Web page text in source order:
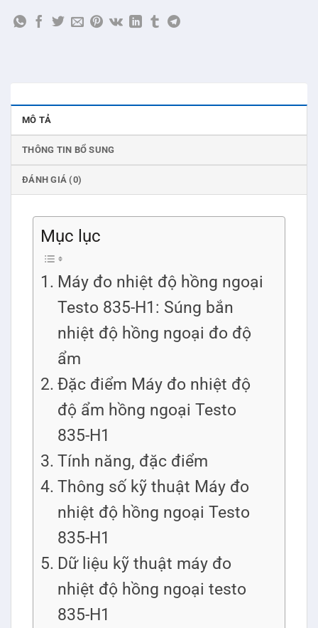
MÔ TẢ
THÔNG TIN BỔ SUNG
ĐÁNH GIÁ (0)
Mục lục
Máy đo nhiệt độ hồng ngoại
Testo 835-H1: Súng bắn
nhiệt độ hồng ngoại đo độ
ẩm
Đặc điểm Máy đo nhiệt độ
độ ẩm hồng ngoại Testo
835-H1
Tính năng, đặc điểm
Thông số kỹ thuật Máy đo
nhiệt độ hồng ngoại Testo
835-H1
Dữ liệu kỹ thuật máy đo
nhiệt độ hồng ngoại testo
835-H1